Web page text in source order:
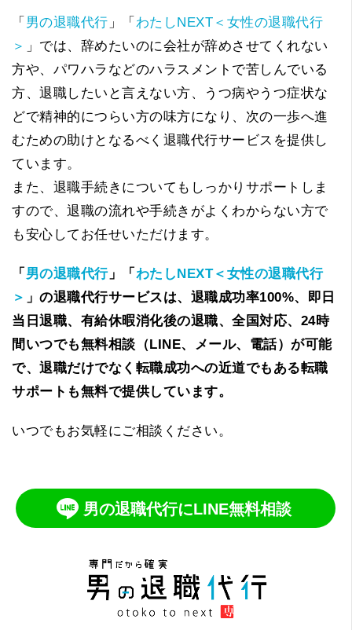
「 男の退職代行 」「 わたしNEXT＜女性の退職代行
＞ 」では、辞めたいのに会社が辞めさせてくれない
方や、パワハラなどのハラスメントで苦しんでいる
方、退職したいと言えない方、うつ病やうつ症状な
どで精神的につらい方の味方になり、次の一歩へ進
むための助けとなるべく退職代行サービスを提供し
ています。
また、退職手続きについてもしっかりサポートしま
すので、退職の流れや手続きがよくわからない方で
も安心してお任せいただけます。
「 男の退職代行」「 わたしNEXT＜女性の退職代行
＞ 」の退職代行サービスは、退職成功率100%、即日
当日退職、有給休暇消化後の退職、全国対応、24時
間いつでも無料相談（LINE、メール、電話）が可能
で、退職だけでなく転職成功への近道でもある転職
サポートも無料で提供しています。
いつでもお気軽にご相談ください。
男の退職代行にLINE無料相談